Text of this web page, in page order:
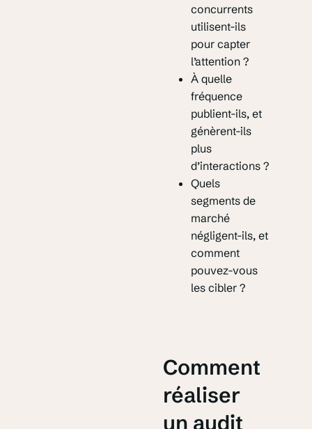
concurrents
utilisent-ils
pour capter
l’attention ?
À quelle
fréquence
publient-ils, et
génèrent-ils
plus
d’interactions ?
Quels
segments de
marché
négligent-ils, et
comment
pouvez-vous
les cibler ?
Comment
réaliser
un audit